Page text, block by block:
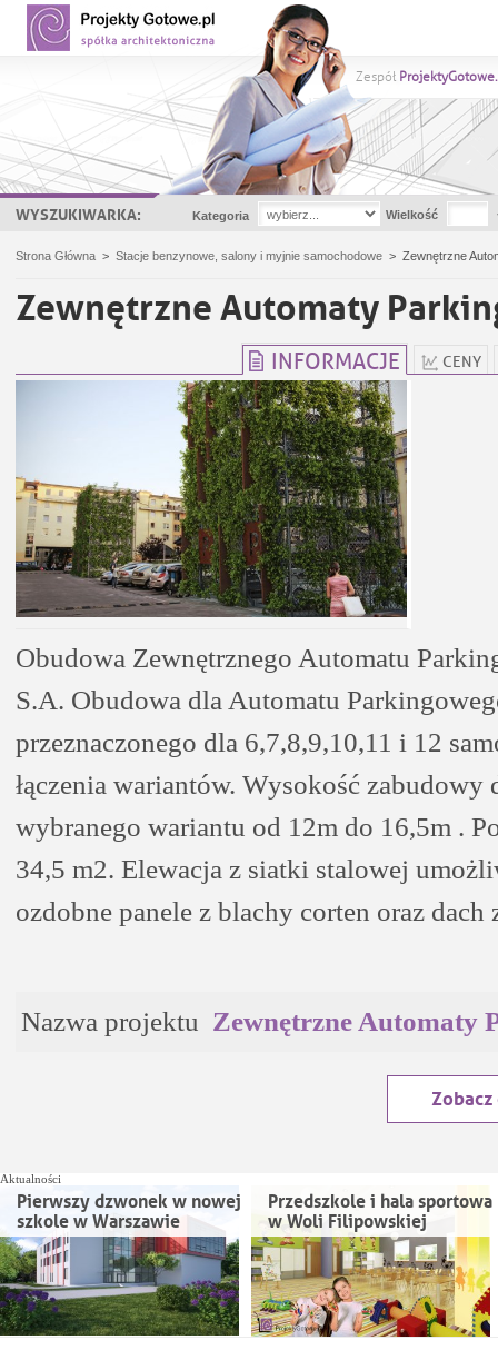
Zespół
WYSZUKIWARKA: Kategoria Wielkość
Strona Główna > Stacje benzynowe, salony i myjnie samochodowe > Zewnętrzne
Zewnętrzne Automaty
INFORMACJE CENY
Obudowa Zewnętrznego Automatu
S.A. Obudowa dla Automatu
przeznaczonego dla 6,7,8,9,10,11 i 12
łączenia wariantów. Wysokość zabudowy
wybranego wariantu od 12m do 16,5m .
34,5 m2. Elewacja z siatki stalowej
ozdobne panele z blachy corten oraz
Nazwa projektu Zewnętrzne Automaty
Zobacz
Aktualności
Pierwszy dzwonek w nowej
szkole w Warszawie
Przedszkole i hala sportowa
w Woli Filipowskiej